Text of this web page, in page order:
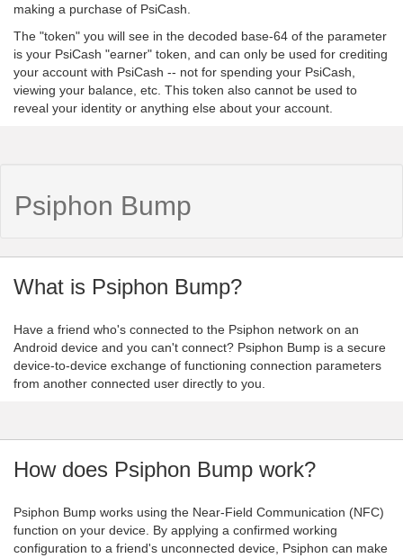
making a purchase of PsiCash.
The "token" you will see in the decoded base-64 of the parameter
is your PsiCash "earner" token, and can only be used for crediting
your account with PsiCash -- not for spending your PsiCash,
viewing your balance, etc. This token also cannot be used to
reveal your identity or anything else about your account.
Psiphon Bump
What is Psiphon Bump?
Have a friend who's connected to the Psiphon network on an
Android device and you can't connect? Psiphon Bump is a secure
device-to-device exchange of functioning connection parameters
from another connected user directly to you.
How does Psiphon Bump work?
Psiphon Bump works using the Near-Field Communication (NFC)
function on your device. By applying a confirmed working
configuration to a friend's unconnected device, Psiphon can make